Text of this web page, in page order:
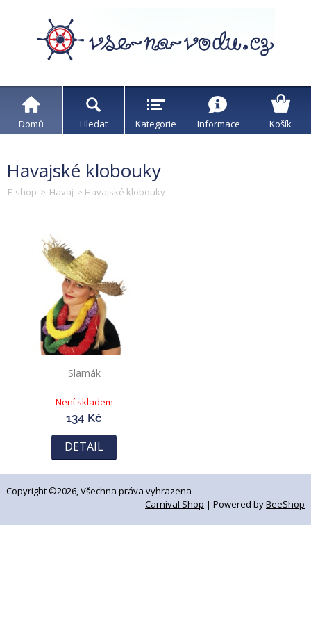
Domů Hledat Kategorie Informace Košík
Havajské klobouky
E-shop > Havaj > Havajské klobouky
Slamák
Není skladem
134 Kč
DETAIL
Copyright ©2026, Všechna práva vyhrazena
Carnival Shop | Powered byBeeShop